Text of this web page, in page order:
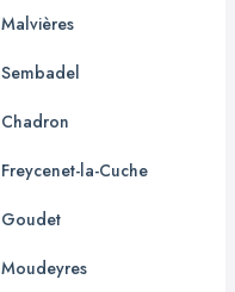
Malvières
Sembadel
Chadron
Freycenet-la-Cuche
Goudet
Moudeyres